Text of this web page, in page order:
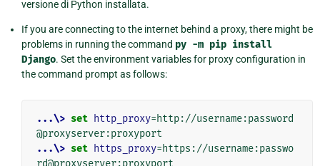
versione di Python installata.
If you are connecting to the internet behind a proxy, there might be
problems in running the command py -m pip install
Django. Set the environment variables for proxy configuration in
the command prompt as follows:
...\> set http_proxy=http://username:password
...\> set https_proxy=https://username:passwo